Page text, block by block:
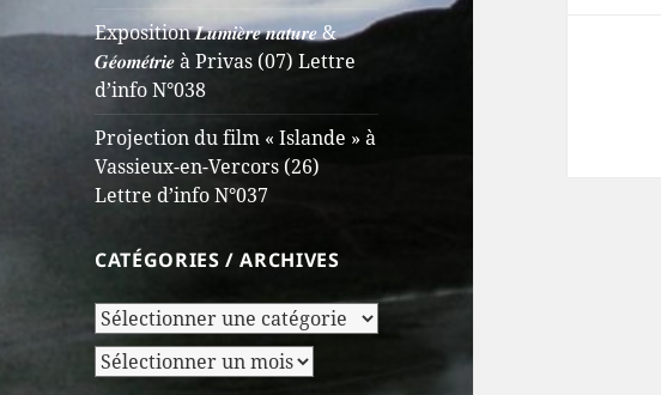
Exposition 𝑳𝒖𝒎𝒊𝒆̀𝒓𝒆 𝒏𝒂𝒕𝒖𝒓𝒆 &
𝑮𝒆́𝒐𝒎𝒆́𝒕𝒓𝒊𝒆 à Privas (07) Lettre
d’info N°038
Projection du film « Islande » à
Vassieux-en-Vercors (26)
Lettre d’info N°037
CATÉGORIES / ARCHIVES
Catégories
/
Archives
Archives